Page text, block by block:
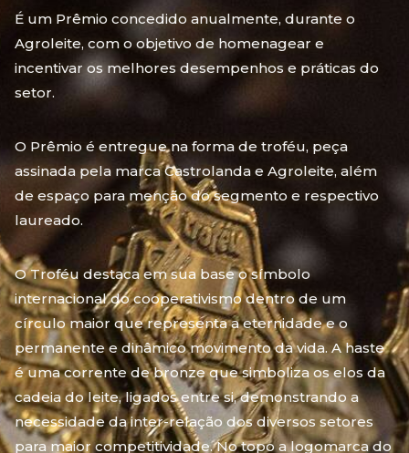
É um Prêmio concedido anualmente, durante o
Agroleite, com o objetivo de homenagear e
incentivar os melhores desempenhos e práticas do
setor.
O Prêmio é entregue na forma de troféu, peça
assinada pela marca Castrolanda e Agroleite, além
de espaço para menção do segmento e respectivo
laureado.
O Troféu destaca em sua base o símbolo
internacional do cooperativismo dentro de um
círculo maior que representa a eternidade e o
permanente e dinâmico movimento da vida. A haste
é uma corrente de bronze que simboliza os elos da
cadeia do leite, ligados entre si, demonstrando a
necessidade da inter-relação dos diversos setores
para maior competitividade. No topo a logomarca do